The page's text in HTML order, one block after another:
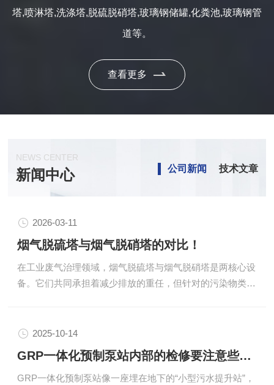
塔,喷淋塔,洗涤塔,脱硫脱硝塔,玻璃钢储罐,化粪池,玻璃钢管
道等。
查看更多
NEWS CENTER
新闻中心 公司新闻 技术文章
2026-03-11
烟气脱硫塔与烟气脱硝塔的对比！
在工业废气治理领域，烟气脱硫塔与烟气脱硝塔是两核心设
备。它们共同承担着减少排放的重任，但针对的污染物类
二氧化硫（SO₂），是燃煤电厂、钢铁厂等排放源的配置。
烟气脱硝塔：主要用于去除烟气中的氮氧化物（x），包括
一氧化氮和二氧化氮，是控制酸雨和光化学烟雾的设备。工
作原理脱硫塔采用湿法、半干法或干法工艺，其中湿法石灰
2025-10-14
GRP一体化预制泵站内部的检修要注意些什么？
GRP一体化预制泵站像一座埋在地下的“小型污水提升站”，